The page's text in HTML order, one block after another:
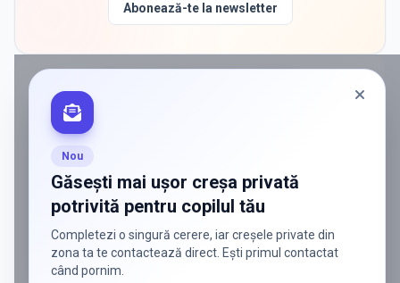
Abonează-te la newsletter
Nou
Găsești mai ușor creșa privată
potrivită pentru copilul tău
Completezi o singură cerere, iar creșele private din
zona ta te contactează direct. Ești primul contactat
când pornim.
ADS
cu familiile care au nevoie de ele — fără
reclamă generală, fără risipă.
Discută despre o colaborare